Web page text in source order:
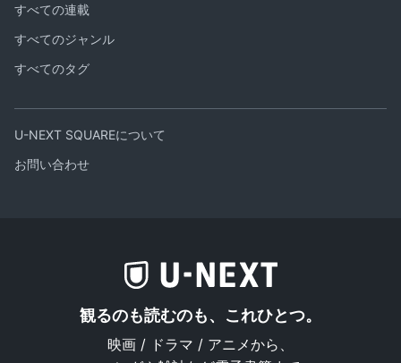
すべての連載
すべてのジャンル
すべてのタグ
U-NEXT SQUAREについて
お問い合わせ
観るのも読むのも、これひとつ。
映画 / ドラマ / アニメから、